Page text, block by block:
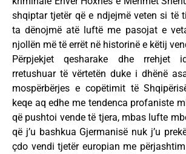
shqiptar tjetër që e ndjejmë veten si të
ta dënojmë atë luftë me pasojat e
njollën më të errët në historinë e këtij
Përpjekjet qesharake dhe rrehjet
rretushuar të vërtetën duke i dhënë
mospërbërjes e copëtimit të
keqe aq edhe me tendenca profaniste
që pushtoi vende të tjera, mbas lufte
që j’u bashkua Gjermanisë nuk j’u
çdo vendi tjetër europian me